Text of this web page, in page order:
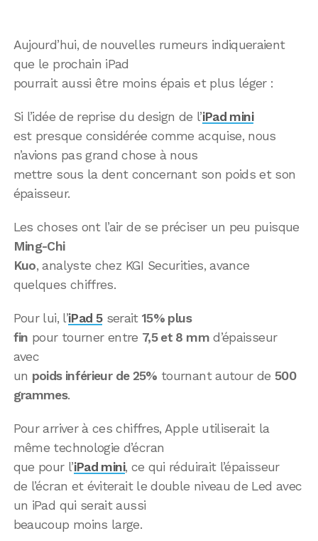
Aujourd’hui, de nouvelles rumeurs indiqueraient
que le prochain iPad
pourrait aussi être moins épais et plus léger :
Si l’idée de reprise du design de l’iPad mini
est presque considérée comme acquise, nous
n’avions pas grand chose à nous
mettre sous la dent concernant son poids et son
épaisseur.
Les choses ont l’air de se préciser un peu puisque
Ming-Chi
Kuo, analyste chez KGI Securities, avance
quelques chiffres.
Pour lui, l’iPad 5serait15% plus
fin pour tourner entre 7,5 et 8 mmd’épaisseur
avec
un poids inférieur de 25% tournant autour de 500
grammes.
Pour arriver à ces chiffres, Apple utiliserait la
même technologie d’écran
que pour l’iPad mini, ce qui réduirait l’épaisseur
de l’écran et éviterait le double niveau de Led avec
un iPad qui serait aussi
beaucoup moins large.